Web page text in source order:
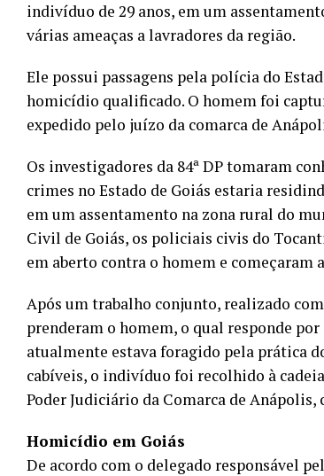
indivíduo de 29 anos, em um
várias ameaças a lavradores da região.
Ele possui passagens pela polícia do
homicídio qualificado. O homem foi
expedido pelo juízo da comarca de
Os investigadores da 84ª DP tomaram
crimes no Estado de Goiás estaria
em um assentamento na zona rural do
Civil de Goiás, os policiais civis do
em aberto contra o homem e
Após um trabalho conjunto, realizado
prenderam o homem, o qual responde
atualmente estava foragido pela prática
cabíveis, o indivíduo foi recolhido à
Poder Judiciário da Comarca de Anápolis,
Homicídio em Goiás
De acordo com o delegado responsável